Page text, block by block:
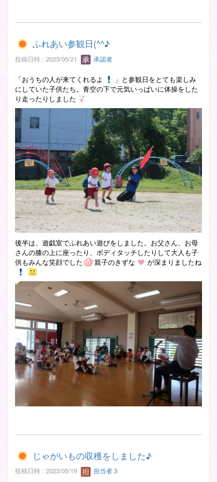
ふれあい参観日(^^♪
投稿日時 : 2023/05/21 承認者
「おうちの人が来てくれるよ
」と参観日をとても楽しみ
にしていた子供たち。青空の下で元気いっぱいに体操をした
り走ったりしました
後半は、遊戯室でふれあい遊びをしました。お父さん、お母
さんの膝の上に座ったり、ボディタッチしたりして大人も子
供もみんな笑顔でした
親子のきずな が深まりましたね
じゃがいもの収穫をしました♪
投稿日時 : 2023/05/19 担当者３